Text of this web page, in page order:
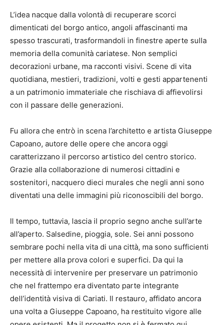
L’idea nacque dalla volontà di recuperare scorci
dimenticati del borgo antico, angoli affascinanti ma
spesso trascurati, trasformandoli in finestre aperte sulla
memoria della comunità cariatese. Non semplici
decorazioni urbane, ma racconti visivi. Scene di vita
quotidiana, mestieri, tradizioni, volti e gesti appartenenti
a un patrimonio immateriale che rischiava di affievolirsi
con il passare delle generazioni.
Fu allora che entrò in scena l’architetto e artista Giuseppe
Capoano, autore delle opere che ancora oggi
caratterizzano il percorso artistico del centro storico.
Grazie alla collaborazione di numerosi cittadini e
sostenitori, nacquero dieci murales che negli anni sono
diventati una delle immagini più riconoscibili del borgo.
Il tempo, tuttavia, lascia il proprio segno anche sull’arte
all’aperto. Salsedine, pioggia, sole. Sei anni possono
sembrare pochi nella vita di una città, ma sono sufficienti
per mettere alla prova colori e superfici. Da qui la
necessità di intervenire per preservare un patrimonio
che nel frattempo era diventato parte integrante
dell’identità visiva di Cariati. Il restauro, affidato ancora
una volta a Giuseppe Capoano, ha restituito vigore alle